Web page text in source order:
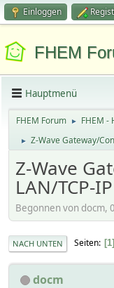
Einloggen
FHEM
Hauptmenü
FHEM Forum ► FHEM -
► Z-Wave Gateway/
Z-Wave
LAN/TCP-
Begonnen von docm,
NACH UNTEN Seiten 1
docm